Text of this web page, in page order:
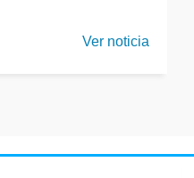
Ver noticia